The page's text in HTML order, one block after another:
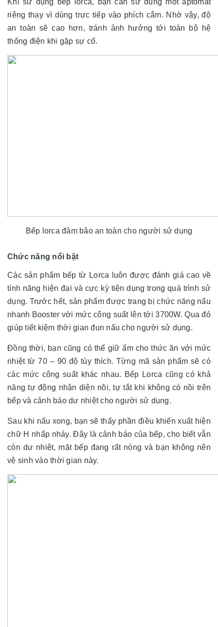
Khi sử dụng bếp lorca, bạn cần sử dụng một aptomat
riêng thay vì dùng trực tiếp vào phích cắm. Nhờ vậy, độ
an toàn sẽ cao hơn, tránh ảnh hưởng tới toàn bộ hệ
thống điện khi gặp sự cố.
Bếp lorca đảm bảo an toàn cho người sử dụng
Chức năng nổi bật
Các sản phẩm bếp từ Lorca luôn được đánh giá cao về
tính năng hiện đại và cực kỳ tiện dụng trong quá trình sử
dụng. Trước hết, sản phẩm được trang bị chức năng nấu
nhanh Booster với mức công suất lên tới 3700W. Qua đó
giúp tiết kiệm thời gian đun nấu cho người sử dụng.
Đồng thời, bạn cũng có thể giữ ấm cho thức ăn với mức
nhiệt từ 70 – 90 độ tùy thích. Từng mã sản phẩm sẽ có
các mức công suất khác nhau. Bếp Lorca cũng có khả
năng tự động nhận diện nồi, tự tắt khi không có nồi trên
bếp và cảnh báo dư nhiệt cho người sử dụng.
Sau khi nấu xong, bạn sẽ thấy phần điều khiển xuất hiện
chữ H nhấp nháy. Đây là cảnh báo của bếp, cho biết vẫn
còn dư nhiệt, mặt bếp đang rất nóng và bạn không nên
vệ sinh vào thời gian này.